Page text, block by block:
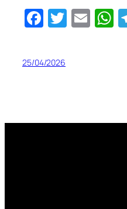
Facebook
Twitter
25/04/2026